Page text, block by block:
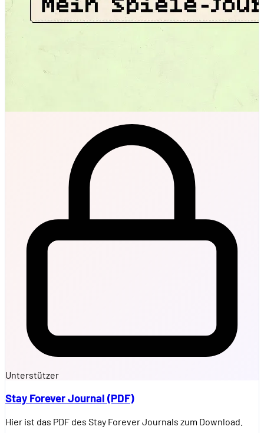
Unterstützer
Stay Forever Journal (PDF)
Hier ist das PDF des Stay Forever Journals zum Download.